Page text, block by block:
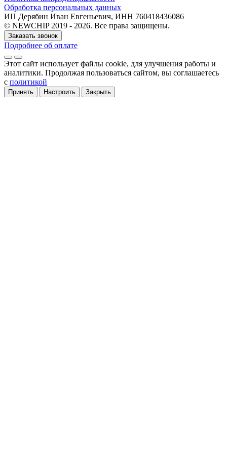
Обработка персональных данных
ИП Дерябин Иван Евгеньевич, ИНН 760418436086
© NEWCHIP 2019 - 2026. Все права защищены.
Заказать звонок
Подробнее об оплате
Этот сайт использует файлы cookie, для улучшения работы и
аналитики. Продолжая пользоваться сайтом, вы соглашаетесь
с политикой
Принять Настроить Закрыть